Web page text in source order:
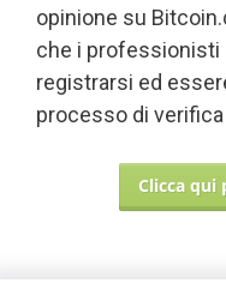
opinione su
che i professionisti
registrarsi ed
processo di verifica
Clicca qui